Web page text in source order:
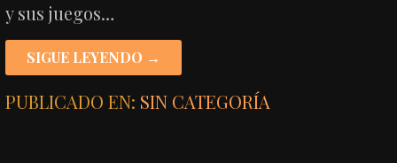
y sus juegos…
SIGUE LEYENDO →
PUBLICADO EN: SIN CATEGORÍA